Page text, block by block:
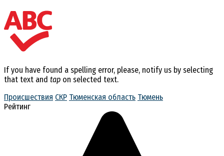
If you have found a spelling error, please, notify us by selecting
that text and tap on selected text.
Происшествия СКР Тюменская область Тюмень
Рейтинг